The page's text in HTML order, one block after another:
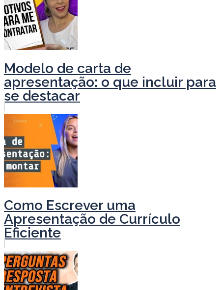
Modelo de carta de
apresentação: o que incluir para
se destacar
Como Escrever uma
Apresentação de Currículo
Eficiente